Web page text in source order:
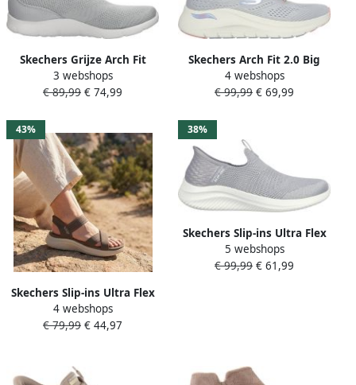
Skechers Grijze Arch Fit
Refine Iris Vegan Instapper
Gray Dames
3 webshops
€ 89,99 € 74,99
Skechers Arch Fit 2.0 Big
League Dames Sneakers
Lichtgrijs Mutlicolour
4 webshops
€ 99,99 € 69,99
43%
Skechers Slip-ins Ultra Flex
3.0 Never Better
Damessandalen Dames
4 webshops
€ 79,99 € 44,97
38%
Skechers Slip-ins Ultra Flex
3.0M Smooth Step Dames
Instappers Grijs
5 webshops
€ 99,99 € 61,99